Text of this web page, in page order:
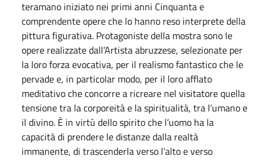
teramano iniziato nei primi anni Cinquanta e
comprendente opere che lo hanno reso interprete della
pittura figurativa. Protagoniste della mostra sono le
opere realizzate dall’Artista abruzzese, selezionate per
la loro forza evocativa, per il realismo fantastico che le
pervade e, in particolar modo, per il loro afflato
meditativo che concorre a ricreare nel visitatore quella
tensione tra la corporeità e la spiritualità, tra l’umano e
il divino. È in virtù dello spirito che l’uomo ha la
capacità di prendere le distanze dalla realtà
immanente, di trascenderla verso l’alto e verso